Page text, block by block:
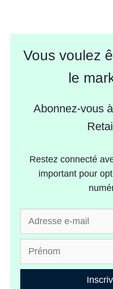
Vous voulez
le
Abonnez-vous
Restez connecté
important pour